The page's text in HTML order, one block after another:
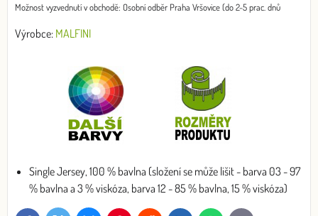
Osobní odběr Praha Vršovice (do 2-5 prac. dnů
Výrobce: MALFINI
Single Jersey, 100 % bavlna (složení se může lišit - barva 03 - 97
% bavlna a 3 % viskóza, barva 12 - 85 % bavlna, 15 % viskóza)